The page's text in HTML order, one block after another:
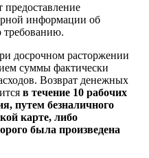
предоставление
информации об
досрочном расторжении
суммы фактически
Возврат денежных
в течение 10 рабочих
путем безналичного
карте, либо
была произведена